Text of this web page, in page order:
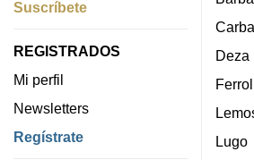
Suscríbete
REGISTRADOS
Mi perfil
Newsletters
Regístrate
Deza
Ferrol
Lugo